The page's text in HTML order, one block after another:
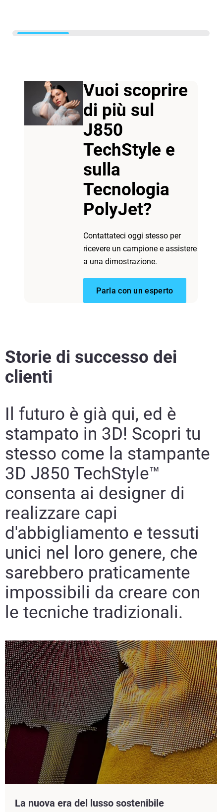
Vuoi scoprire
di più sul
J850
TechStyle e
sulla
Tecnologia
PolyJet?
Contattateci oggi stesso per
ricevere un campione e assistere
a una dimostrazione.
Parla con un esperto
Storie di successo dei
clienti
Il futuro è già qui, ed è
stampato in 3D! Scopri tu
stesso come la stampante
3D J850 TechStyle™
consenta ai designer di
realizzare capi
d'abbigliamento e tessuti
unici nel loro genere, che
sarebbero praticamente
impossibili da creare con
le tecniche tradizionali.
La nuova era del lusso sostenibile